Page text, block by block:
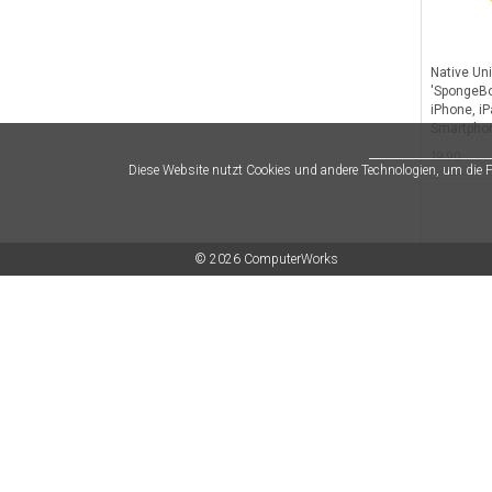
Native
iPhone,
19.90
Diese Website nutzt Cookies und andere Technologien, um
© 2026 ComputerWorks